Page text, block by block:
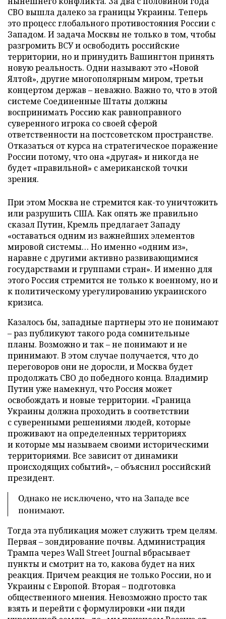
СВО вышла далеко за границы Украины. Теперь
это процесс глобального противостояния России с
Западом. И задача Москвы не только в том, чтобы
разгромить ВСУ и освободить российские
территории, но и принудить Вашингтон принять
новую реальность. Одни называют это «Новой
Ялтой», другие многополярным миром, третьи
концертом держав – неважно. Важно то, что в этой
системе Соединенные Штаты должны
воспринимать Россию как равноправного
суверенного игрока со своей сферой
ответственности на постсоветском пространстве.
Отказаться от курса на стратегическое поражение
России потому, что она «другая» и никогда не
будет «правильной» с американской точки
зрения.
При этом Москва не стремится как-то уничтожить
или разрушить США. Как опять же правильно
сказал Путин, Кремль предлагает Западу
«оставаться одним из важнейших элементов
мировой системы… Но именно «одним из»,
наравне с другими активно развивающимися
государствами и группами стран». И именно для
этого Россия стремится не только к военному, но и
к политическому урегулированию украинского
кризиса.
Казалось бы, западные партнеры это не понимают
– раз публикуют такого рода сомнительные
планы. Возможно и так – не понимают и не
принимают. В этом случае получается, что до
переговоров они не доросли, и Москва будет
продолжать СВО до победного конца. Владимир
Путин уже намекнул, что Россия может
освобождать и новые территории. «Граница
Украины должна проходить в соответствии
с суверенными решениями людей, которые
проживают на определенных территориях
и которые мы называем своими историческими
территориями. Все зависит от динамики
происходящих событий», – объяснил российский
президент.
Однако не исключено, что на Западе все
понимают.
Тогда эта публикация может служить трем целям.
Первая – зондирование почвы. Администрация
Трампа через Wall Street Journal вбрасывает
пункты и смотрит на то, какова будет на них
реакция. Причем реакция не только России, но и
Украины с Европой. Вторая – подготовка
общественного мнения. Невозможно просто так
взять и перейти с формулировки «ни пяди